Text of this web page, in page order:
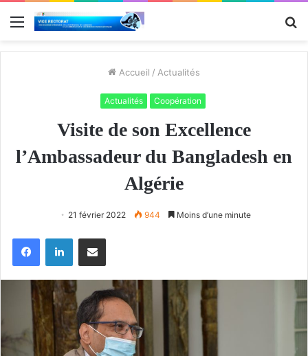
Menu
Accueil / Actualités
Actualités Coopération
Visite de son Excellence
l’Ambassadeur du Bangladesh en
Algérie
21 février 2022 944 Moins d’une minute
FacebookLinkedinPartager par email